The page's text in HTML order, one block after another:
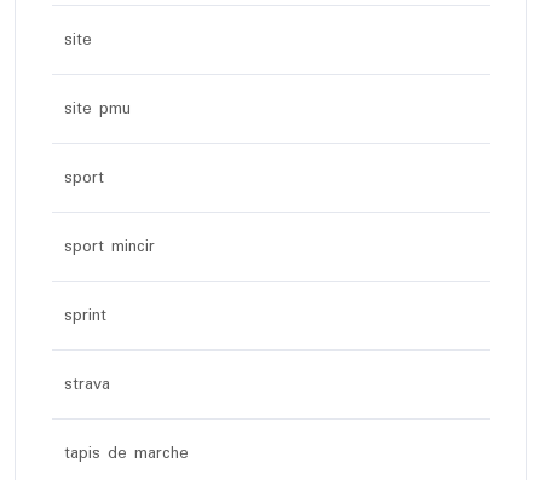
site
site pmu
sport
sport mincir
sprint
strava
tapis de marche